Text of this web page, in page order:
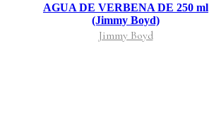
AGUA DE VERBENA DE 250 ml
(Jimmy Boyd)
Jimmy Boyd